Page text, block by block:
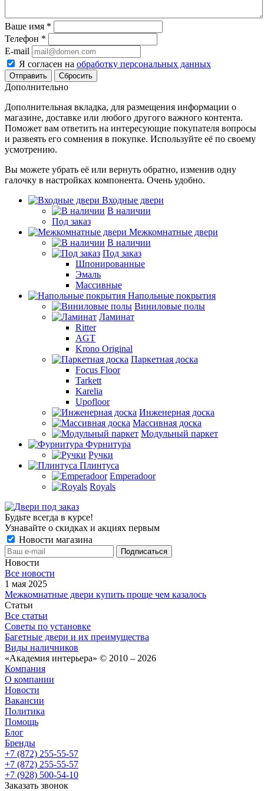
Ваше имя *
Телефон *
E-mail
Я согласен на обработку персональных данных
Сбросить
Дополнительно
Дополнительная вкладка, для размещения информации о
магазине, доставке или любого другого важного контента.
Поможет вам ответить на интересующие покупателя вопросы
и развеять его сомнения в покупке. Используйте её по своему
усмотрению.
Вы можете убрать её или вернуть обратно, изменив одну
галочку в настройках компонента. Очень удобно.
Входные двери
В наличии
Под заказ
Межкомнатные двери
В наличии
Под заказ
Шпонированные
Эмаль
Массивные
Напольные покрытия
Виниловые полы
Ламинат
Ritter
AGT
Krono Original
Паркетная доска
Focus Floor
Tarkett
Karelia
Upofloor
Инженерная доска
Массивная доска
Модульный паркет
Фурнитура
Ручки
Плинтуса
Emperadoor
Royals
Будьте всегда в курсе!
Узнавайте о скидках и акциях первым
Новости магазина
Новости
Все новости
1 мая 2025
Межкомнатные двери купить проще чем казалось
Статьи
Все статьи
Советы по установке
Багетные двери и их преимущества
Виды наличников
«Академия интерьера» © 2010 – 2026
Компания
О компании
Новости
Вакансии
Политика
Помощь
Блог
Бренды
+7 (872) 255-55-57
+7 (872) 255-55-57
+7 (928) 500-54-10
Заказать звонок